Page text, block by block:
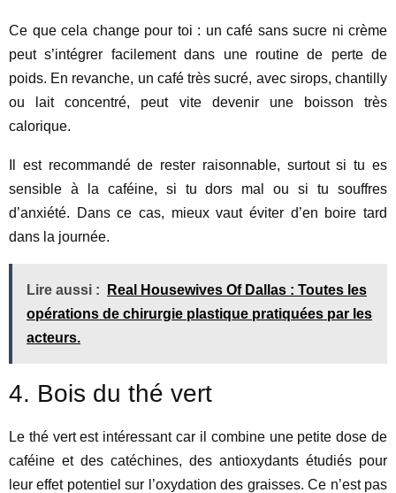
Ce que cela change pour toi : un café sans sucre ni crème
peut s’intégrer facilement dans une routine de perte de
poids. En revanche, un café très sucré, avec sirops, chantilly
ou lait concentré, peut vite devenir une boisson très
calorique.
Il est recommandé de rester raisonnable, surtout si tu es
sensible à la caféine, si tu dors mal ou si tu souffres
d’anxiété. Dans ce cas, mieux vaut éviter d’en boire tard
dans la journée.
Lire aussi :
Real Housewives Of Dallas : Toutes les
opérations de chirurgie plastique pratiquées par les
acteurs.
4. Bois du thé vert
Le thé vert est intéressant car il combine une petite dose de
caféine et des catéchines, des antioxydants étudiés pour
leur effet potentiel sur l’oxydation des graisses. Ce n’est pas